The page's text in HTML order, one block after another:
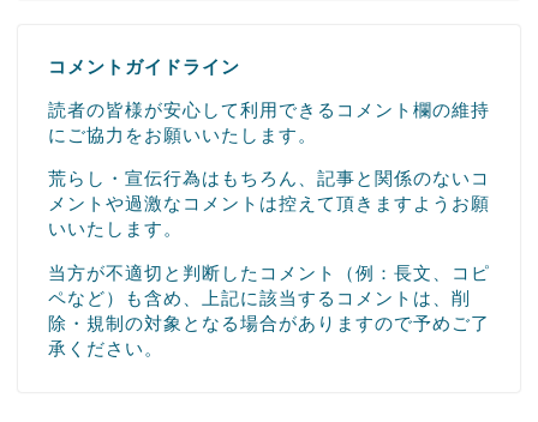
コメントガイドライン
読者の皆様が安心して利用できるコメント欄の維持
にご協力をお願いいたします。
荒らし・宣伝行為はもちろん、記事と関係のないコ
メントや過激なコメントは控えて頂きますようお願
いいたします。
当方が不適切と判断したコメント（例：長文、コピ
ペなど）も含め、上記に該当するコメントは、削
除・規制の対象となる場合がありますので予めご了
承ください。